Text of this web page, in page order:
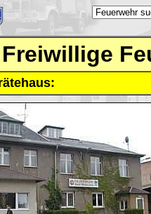
Freiwillige